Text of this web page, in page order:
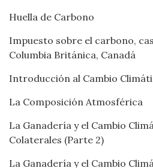
Huella de Carbono
Impuesto sobre el carbono,
Columbia Británica, Canadá
Introducción al Cambio
La Composición Atmosférica
La Ganadería y el Cambio
Colaterales (Parte 2)
La Ganadería y el Cambio